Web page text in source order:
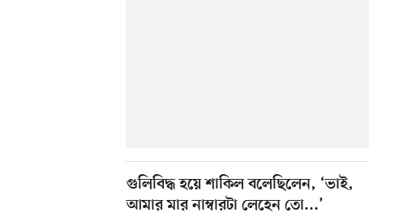
গুলিবিদ্ধ হয়ে শাকিল বলেছিলেন, ‘ভাই,
আমার মার নাম্বারটা লেহেন তো...’